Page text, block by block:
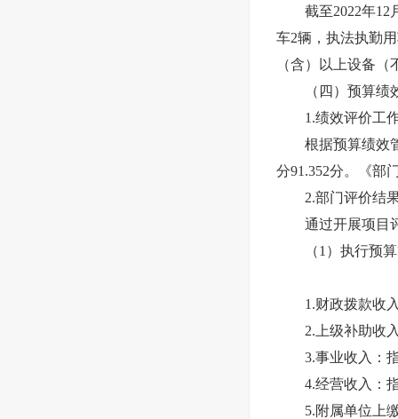
截至2022年12月
车2辆，执法执勤
（含）以上设备
（四）预算绩
1.绩效评价工作
根据预算绩效管
分91.352分。《部
2.部门评价结
通过开展项目评
（1）执行预算
1.财政拨款收入
2.上级补助收入
3.事业收入：指
4.经营收入：指
5.附属单位上缴